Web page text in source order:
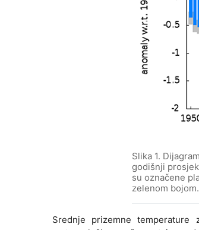
Slika 1.
godišnji
su označene
zelenom bojom.
Srednje prizemne